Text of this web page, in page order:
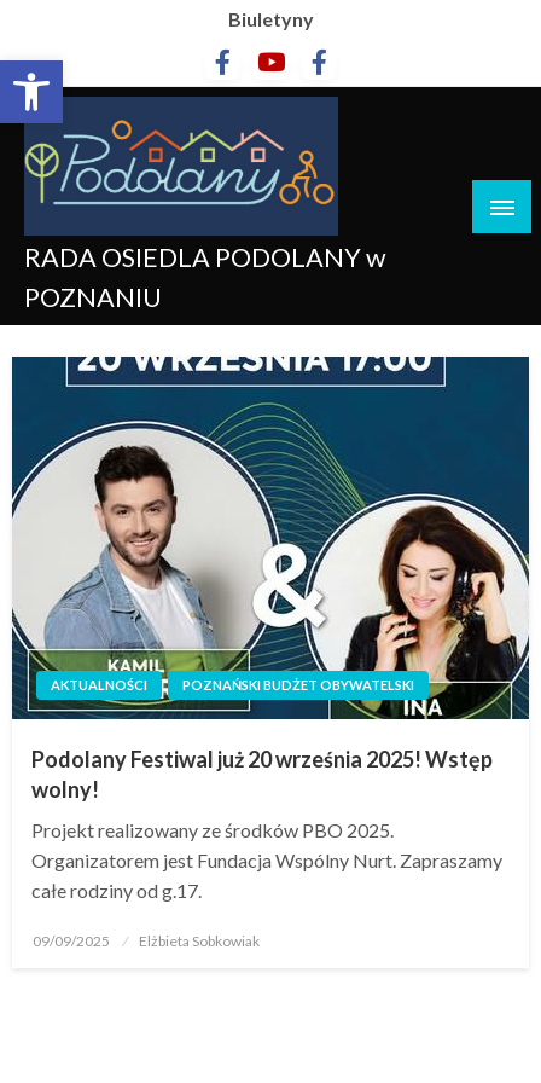
Otwórz pasek narzędzi
Biuletyny
RADA OSIEDLA PODOLANY w
POZNANIU
AKTUALNOŚCI POZNAŃSKI BUDŻET OBYWATELSKI
Podolany Festiwal już 20 września 2025! Wstęp
wolny!
Projekt realizowany ze środków PBO 2025.
Organizatorem jest Fundacja Wspólny Nurt. Zapraszamy
całe rodziny od g.17.
09/09/2025 Elżbieta Sobkowiak